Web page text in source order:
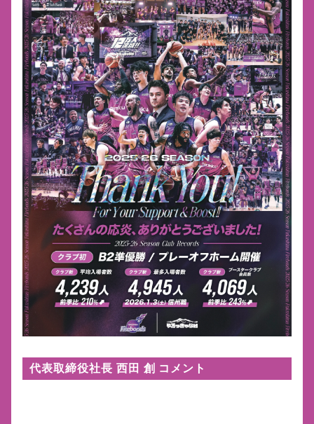
代表取締役社長 西田 創 コメント